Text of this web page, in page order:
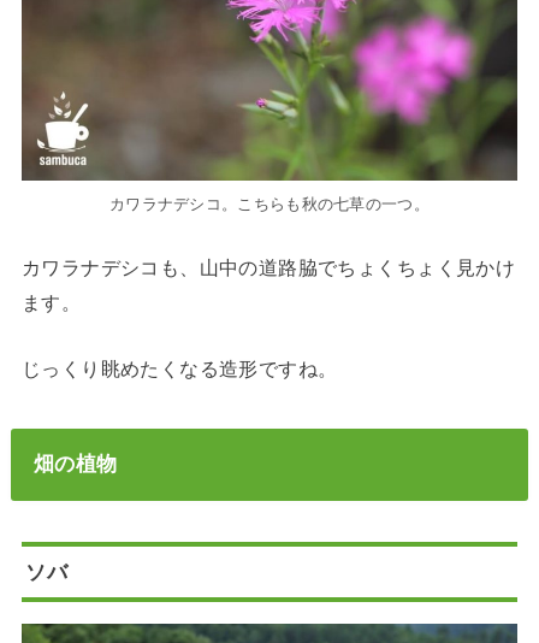
カワラナデシコ。こちらも秋の七草の一つ。
カワラナデシコも、山中の道路脇でちょくちょく見かけ
ます。
じっくり眺めたくなる造形ですね。
畑の植物
ソバ